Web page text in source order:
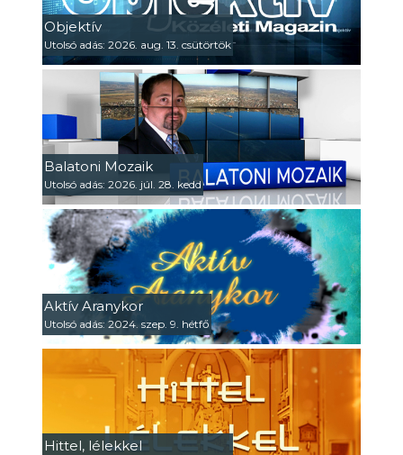
Objektív
Utolsó adás: 2026. aug. 13. csütörtök
Balatoni Mozaik
Utolsó adás: 2026. júl. 28. kedd
Aktív Aranykor
Utolsó adás: 2024. szep. 9. hétfő
Hittel, lélekkel